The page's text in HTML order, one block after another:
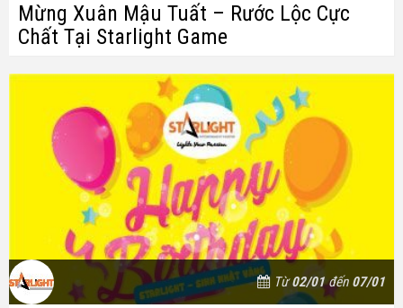
Mừng Xuân Mậu Tuất – Rước Lộc Cực
Chất Tại Starlight Game
Từ02/01đến 07/01